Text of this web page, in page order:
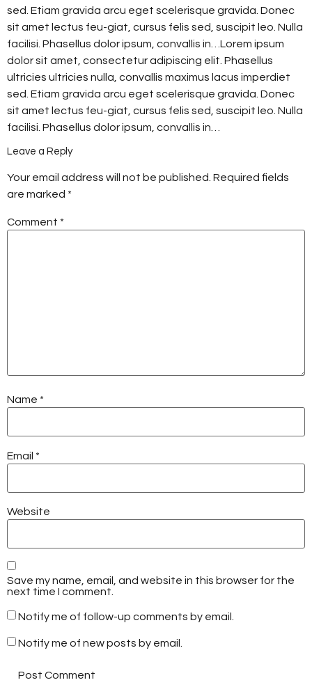
sed. Etiam gravida arcu eget scelerisque gravida. Donec
sit amet lectus feu-giat, cursus felis sed, suscipit leo. Nulla
facilisi. Phasellus dolor ipsum, convallis in…Lorem ipsum
dolor sit amet, consectetur adipiscing elit. Phasellus
ultricies ultricies nulla, convallis maximus lacus imperdiet
sed. Etiam gravida arcu eget scelerisque gravida. Donec
sit amet lectus feu-giat, cursus felis sed, suscipit leo. Nulla
facilisi. Phasellus dolor ipsum, convallis in…
Leave a Reply
Your email address will not be published. Required fields
are marked *
Comment *
Name *
Email *
Website
Save my name, email, and website in this browser for the
next time I comment.
Notify me of follow-up comments by email.
Notify me of new posts by email.